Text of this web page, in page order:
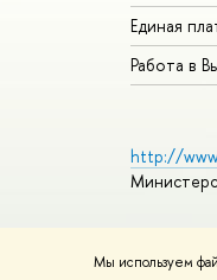
Мы используем
Единая
Работа в
http://
© НИУ ВШЭ